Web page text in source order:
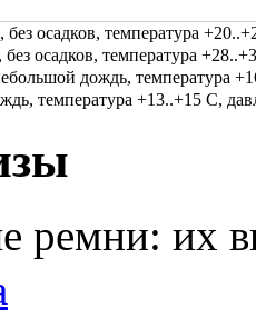
без осадков, температура
без осадков, температура
дождь, температура
температура +13..+15 С,
ремни: их